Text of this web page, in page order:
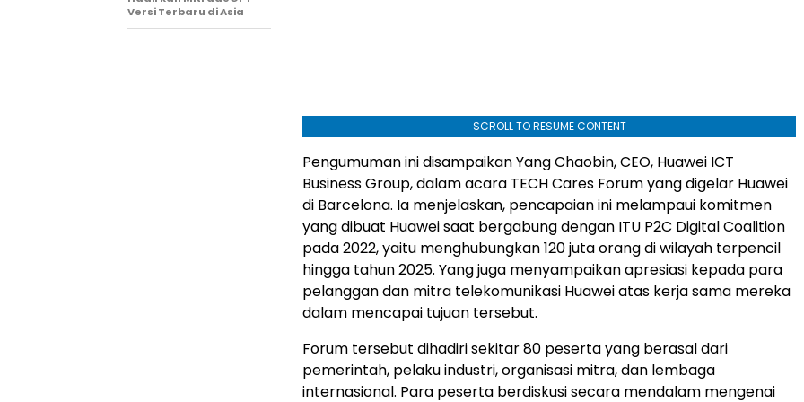
SCROLL TO RESUME CONTENT
Pengumuman ini disampaikan Yang Chaobin, CEO, Huawei ICT
Business Group, dalam acara TECH Cares Forum yang digelar Huawei
di Barcelona. Ia menjelaskan, pencapaian ini melampaui komitmen
yang dibuat Huawei saat bergabung dengan ITU P2C Digital Coalition
pada 2022, yaitu menghubungkan 120 juta orang di wilayah terpencil
hingga tahun 2025. Yang juga menyampaikan apresiasi kepada para
pelanggan dan mitra telekomunikasi Huawei atas kerja sama mereka
dalam mencapai tujuan tersebut.
Forum tersebut dihadiri sekitar 80 peserta yang berasal dari
pemerintah, pelaku industri, organisasi mitra, dan lembaga
internasional. Para peserta berdiskusi secara mendalam mengenai
Versi Terbaru di Asia